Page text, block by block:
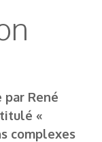
René
«
complexes